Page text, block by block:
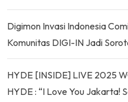
Digimon Invasi Indonesia
Komunitas DIGI-IN Jadi
HYDE [INSIDE] LIVE 2025
HYDE : “I Love You Jakarta!